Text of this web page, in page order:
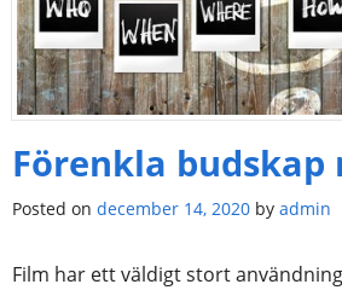
Förenkla
Posted on december 14, 2020 by admin
Film har ett väldigt stort